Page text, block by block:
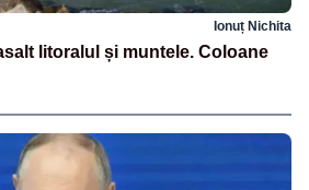
Ionuț Nichita
litoralul și muntele. Coloane